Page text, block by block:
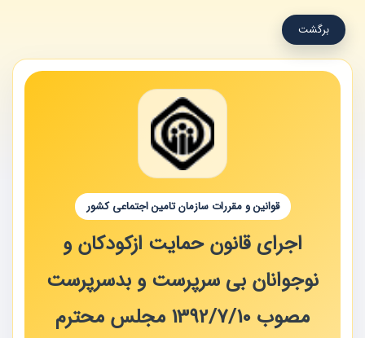
برگشت
قوانین و مقررات سازمان تامین اجتماعی کشور
اجرای قانون حمایت ازکودکان و
نوجوانان بی سرپرست و بدسرپرست
مصوب 1392/7/10 مجلس محترم